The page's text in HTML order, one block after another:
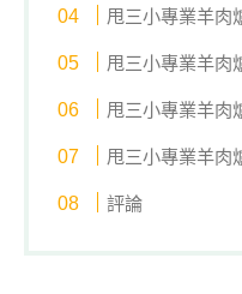
甩三小專業羊肉
甩三小專業羊肉
甩三小專業羊肉
甩三小專業羊肉
評論